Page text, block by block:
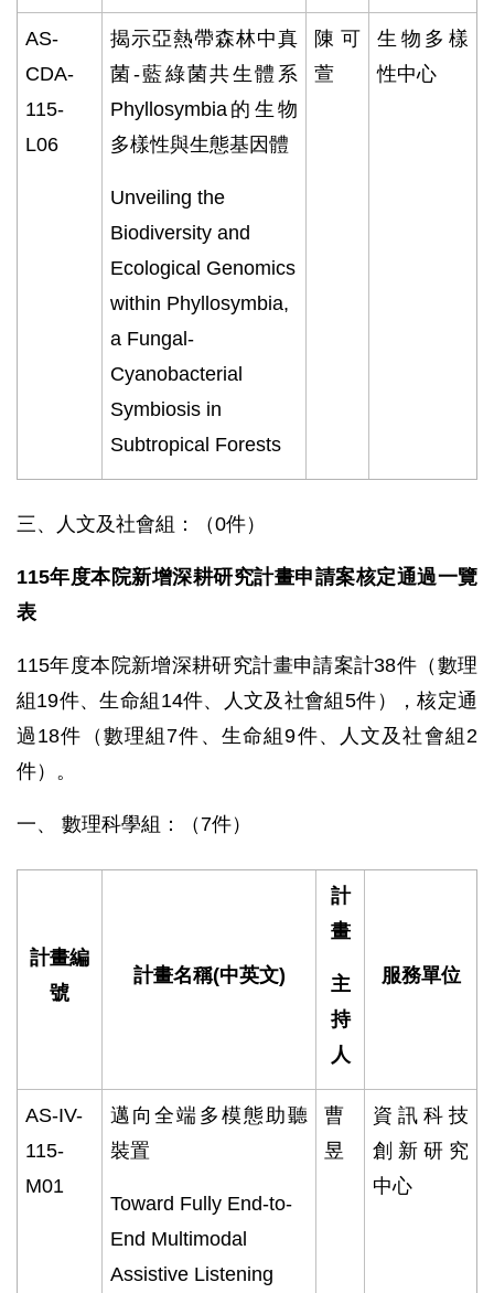
AS-
CDA-
115-
L06
揭示亞熱帶森林中真
菌-藍綠菌共生體系
Phyllosymbia 的生物
多樣性與生態基因體
Unveiling the
Biodiversity and
Ecological Genomics
within Phyllosymbia,
a Fungal-
Cyanobacterial
Symbiosis in
Subtropical Forests
陳可
萱
生物多樣
性中心
三、人文及社會組：（0件）
115年度本院新增深耕研究計畫申請案核定通過一覽
表
115年度本院新增深耕研究計畫申請案計38件（數理
組19件、生命組14件、人文及社會組5件），核定通
過18件（數理組7件、生命組9件、人文及社會組2
件）。
一、 數理科學組：（7件）
計畫編
號
計畫名稱(中英文)
計
畫
主
持
人
服務單位
AS-IV-
115-
M01
邁向全端多模態助聽
裝置
Toward Fully End-to-
End Multimodal
Assistive Listening
曹
昱
資訊科技
創新研究
中心